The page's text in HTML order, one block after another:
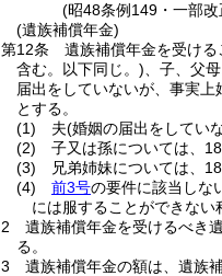
(昭48条例149・一部改
(遺族補償年金)
第12条
遺族補償年金を受け
含む。以下同じ。) 、子、父
届出をしていないが、事実
とする。
(1)
夫(婚姻の届出をしてい
(2)
子又は孫については、
(3)
兄弟姉妹については、
(4)
前3号の要件に該当しな
には服することができない
2
遺族補償年金を受けるべき
る。
3
遺族補償年金の額は、遺族